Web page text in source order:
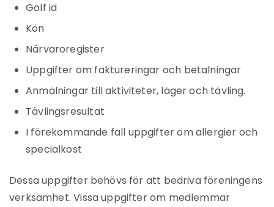
Golf id
Kön
Närvaroregister
Uppgifter om faktureringar och betalningar
Anmälningar till aktiviteter, läger och tävling.
Tävlingsresultat
I förekommande fall uppgifter om allergier och
specialkost
Dessa uppgifter behövs för att bedriva föreningens
verksamhet. Vissa uppgifter om medlemmar